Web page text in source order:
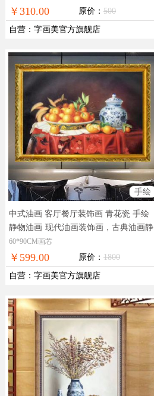
理由退换
￥310.00 原价： 500
自营 ： 字画美官方旗舰店
手绘
中式油画 客厅餐厅装饰画 青花瓷 手绘
静物油画 现代油画装饰画，古典油画静
物
60*90CM画芯
￥599.00 原价： 1800
自营 ： 字画美官方旗舰店